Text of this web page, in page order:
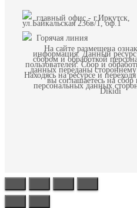
главный офис - г.Иркутск,
ул.Байкальская 236в/1, оф.1
Горячая линия
На сайте размещена
информация. Данный ресурс
сбором и обработкой
пользователей. Сбор и
данных переданы
Находясь на ресурсе и
вы соглашаетесь на сбор
персональных данных
Dikidi